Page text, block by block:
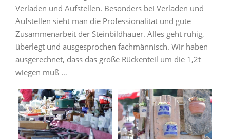
Verladen und Aufstellen. Besonders bei Verladen und
Aufstellen sieht man die Professionalität und gute
Zusammenarbeit der Steinbildhauer. Alles geht ruhig,
überlegt und ausgesprochen fachmännisch. Wir haben
ausgerechnet, dass das große Rückenteil um die 1,2t
wiegen muß …